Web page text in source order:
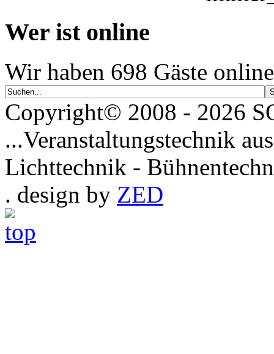
Wer ist online
Wir haben 698 Gäste online
Copyright© 2008 - 2026
...Veranstaltungstechnik
Lichttechnik -
. design by ZED